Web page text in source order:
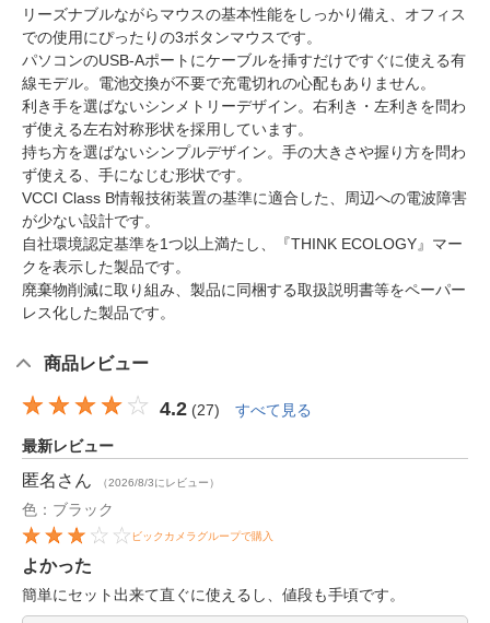
リーズナブルながらマウスの基本性能をしっかり備え、オフィス
での使用にぴったりの3ボタンマウスです。
パソコンのUSB-Aポートにケーブルを挿すだけですぐに使える有
線モデル。電池交換が不要で充電切れの心配もありません。
利き手を選ばないシンメトリーデザイン。右利き・左利きを問わ
ず使える左右対称形状を採用しています。
持ち方を選ばないシンプルデザイン。手の大きさや握り方を問わ
ず使える、手になじむ形状です。
VCCI Class B情報技術装置の基準に適合した、周辺への電波障害
が少ない設計です。
自社環境認定基準を1つ以上満たし、『THINK ECOLOGY』マー
クを表示した製品です。
廃棄物削減に取り組み、製品に同梱する取扱説明書等をペーパー
レス化した製品です。
商品レビュー
4.2 (27) すべて見る
最新レビュー
匿名 さん （2026/8/3にレビュー）
色：ブラック
ビックカメラグループで購入
よかった
簡単にセット出来て直ぐに使えるし、値段も手頃です。